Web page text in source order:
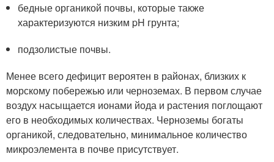
бедные органикой почвы, которые также
характеризуются низким pH грунта;
подзолистые почвы.
Менее всего дефицит вероятен в районах, близких к
морскому побережью или черноземах. В первом случае
воздух насыщается ионами йода и растения поглощают
его в необходимых количествах. Черноземы богаты
органикой, следовательно, минимальное количество
микроэлемента в почве присутствует.